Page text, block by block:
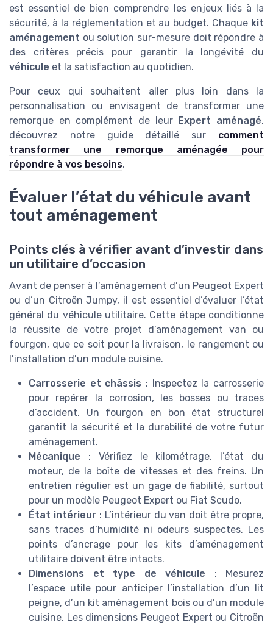
est essentiel de bien comprendre les enjeux liés à la
sécurité, à la réglementation et au budget. Chaque kit
aménagement ou solution sur-mesure doit répondre à
des critères précis pour garantir la longévité du
véhicule et la satisfaction au quotidien.
Pour ceux qui souhaitent aller plus loin dans la
personnalisation ou envisagent de transformer une
remorque en complément de leur Expert aménagé,
découvrez notre guide détaillé sur comment
transformer une remorque aménagée pour
répondre à vos besoins.
Évaluer l’état du véhicule avant
tout aménagement
Points clés à vérifier avant d’investir dans
un utilitaire d’occasion
Avant de penser à l’aménagement d’un Peugeot Expert
ou d’un Citroën Jumpy, il est essentiel d’évaluer l’état
général du véhicule utilitaire. Cette étape conditionne
la réussite de votre projet d’aménagement van ou
fourgon, que ce soit pour la livraison, le rangement ou
l’installation d’un module cuisine.
Carrosserie et châssis : Inspectez la carrosserie
pour repérer la corrosion, les bosses ou traces
d’accident. Un fourgon en bon état structurel
garantit la sécurité et la durabilité de votre futur
aménagement.
Mécanique : Vérifiez le kilométrage, l’état du
moteur, de la boîte de vitesses et des freins. Un
entretien régulier est un gage de fiabilité, surtout
pour un modèle Peugeot Expert ou Fiat Scudo.
État intérieur: L’intérieur du van doit être propre,
sans traces d’humidité ni odeurs suspectes. Les
points d’ancrage pour les kits d’aménagement
utilitaire doivent être intacts.
Dimensions et type de véhicule : Mesurez
l’espace utile pour anticiper l’installation d’un lit
peigne, d’un kit aménagement bois ou d’un module
cuisine. Les dimensions Peugeot Expert ou Citroën